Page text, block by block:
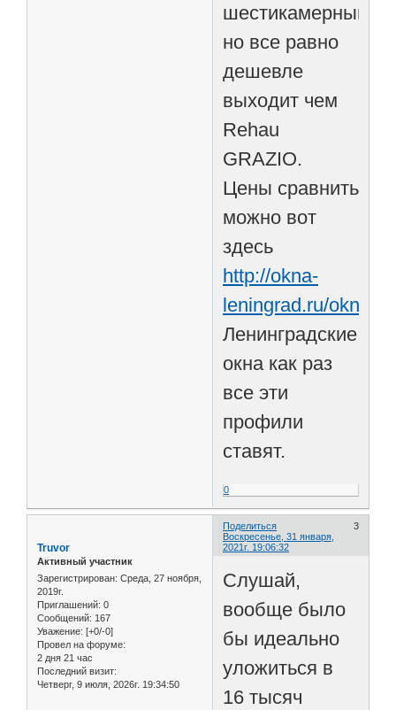
шестикамерный
но все равно
дешевле
выходит чем
Rehau
GRAZIO.
Цены сравнить
можно вот
здесь
http://okna-
leningrad.ru/okna/
Ленинградские
окна как раз
все эти
профили
ставят.
0
Поделиться
3
Воскресенье, 31 января,
2021г. 19:06:32
Truvor
Активный участник
Зарегистрирован: Среда, 27 ноября,
2019г.
Приглашений: 0
Сообщений: 167
Уважение: [+0/-0]
Провел на форуме:
2 дня 21 час
Последний визит:
Четверг, 9 июля, 2026г. 19:34:50
Слушай,
вообще было
бы идеально
уложиться в
16 тысяч